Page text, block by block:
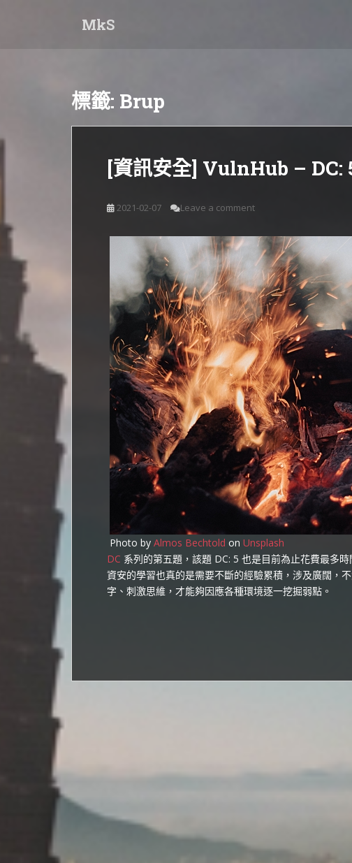
i
MkS
標籤: Brup
[資訊安全] VulnHub –
2021-02-07 Leave a comment
Photo by Almos Bechtold on Unsplash
DC 系列的第五題，該題 DC: 5 也是目前為止花費最多
資安的學習也真的是需要不斷的經驗累積，涉及廣闊，
字、刺激思維，才能夠因應各種環境逐一挖掘弱點。